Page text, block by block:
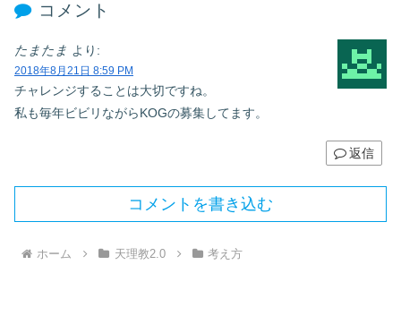
コメント
たまたま より:
2018年8月21日 8:59 PM
チャレンジすることは大切ですね。
私も毎年ビビリながらKOGの募集してます。
返信
コメントを書き込む
ホーム 天理教2.0 考え方